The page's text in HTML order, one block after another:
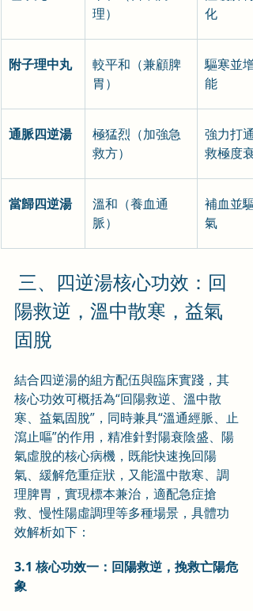
理）
化
附子理中丸
較平和（兼顧脾
胃）
驅寒並
能
通脈四逆湯
極猛烈（加強急
救方）
強力打
救極度衰
當歸四逆湯
溫和（養血通
脈）
補血並
氣
三、四逆湯核心功效：回
陽救逆，溫中散寒，益氣
固脫
結合四逆湯的組方配伍與臨床實踐，其
核心功效可概括為“回陽救逆、溫中散
寒、益氣固脫”，同時兼具“溫通經脈、止
瀉止嘔”的作用，精准針對陽衰陰盛、陽
氣虛脫的核心病機，既能快速挽回陽
氣、緩解危重症狀，又能溫中散寒、調
理脾胃，實現標本兼治，適配急症搶
救、慢性陽虛調理等多種場景，具體功
效解析如下：
3.1 核心功效一：回陽救逆，挽救亡陽危
象